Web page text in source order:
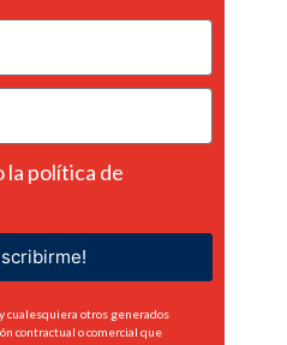
la política de
cualesquiera otros generados
contractual o comercial que